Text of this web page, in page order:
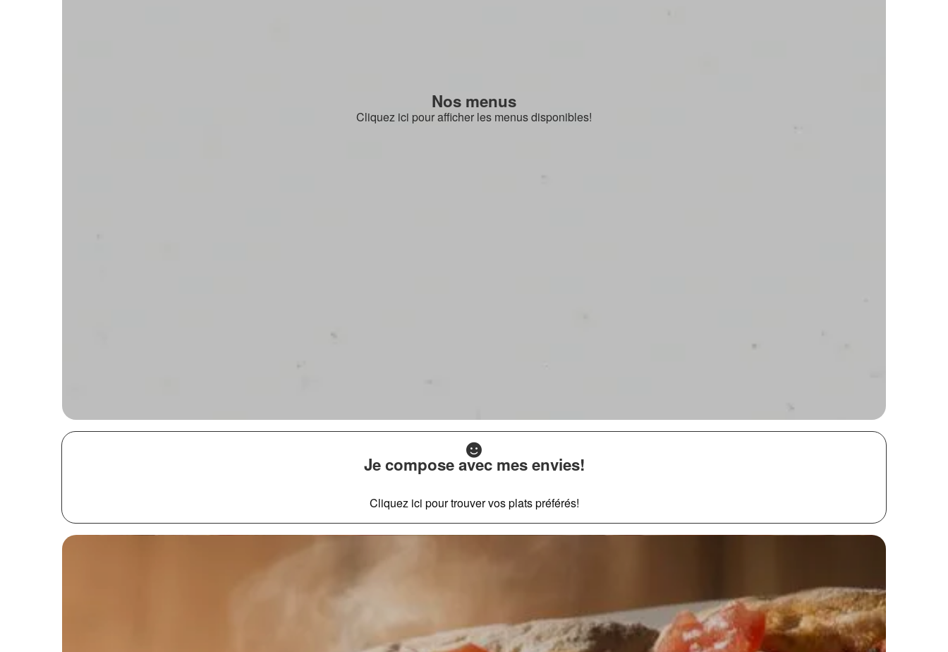
Nos menus
Cliquez ici pour afficher les menus disponibles!
Je compose avec mes envies!
Cliquez ici pour trouver vos plats préférés!